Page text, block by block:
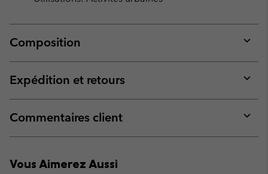
Composition
or
Expédition et retours
or
Commentaires client
or
Vous Aimerez Aussi